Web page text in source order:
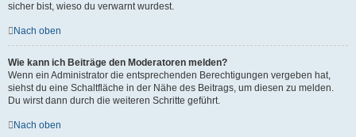
sicher bist, wieso du verwarnt wurdest.
Nach oben
Wie kann ich Beiträge den Moderatoren melden?
Wenn ein Administrator die entsprechenden Berechtigungen vergeben hat,
siehst du eine Schaltfläche in der Nähe des Beitrags, um diesen zu melden.
Du wirst dann durch die weiteren Schritte geführt.
Nach oben